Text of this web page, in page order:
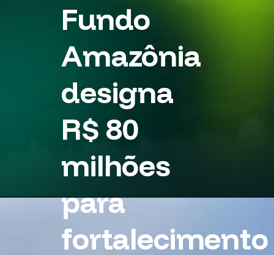
Fundo
Amazônia
designa
R$ 80
milhões
para
fortalecimento